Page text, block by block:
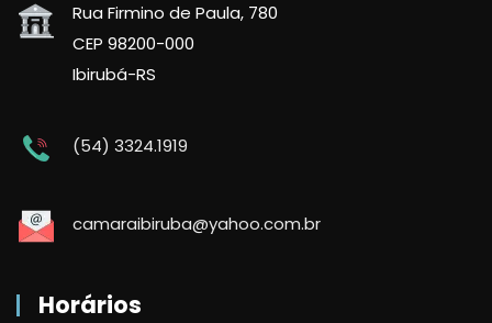
Rua Firmino de Paula, 780
CEP 98200-000
Ibirubá-RS
(54) 3324.1919
camaraibiruba@yahoo.com.br
Horários